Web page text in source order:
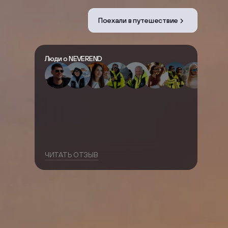
Поехали в путешествие
Люди о NEVEREND
ЧИТАТЬ ОТЗЫВ